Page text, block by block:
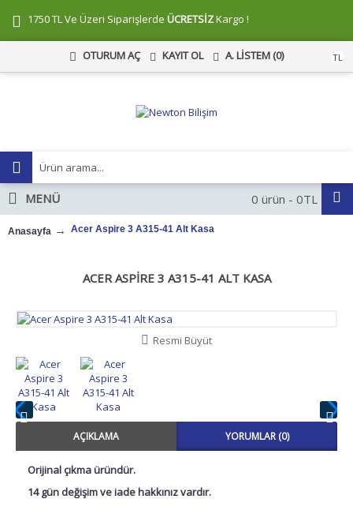
1750 TL Ve Üzeri Siparişlerde ÜCRETSİZKargo !
TL
OTURUM AÇ KAYIT OL A. LISTEM (0)
0 ürün - 0TL
MENÜ
Anasayfa Acer Aspire 3 A315-41 Alt Kasa
ACER ASPIRE 3 A315-41 ALT KASA
Resmi Büyüt
AÇIKLAMA YORUMLAR (0)
Orijinal çıkma üründür.
14 gün değişim ve iade hakkınız vardır.